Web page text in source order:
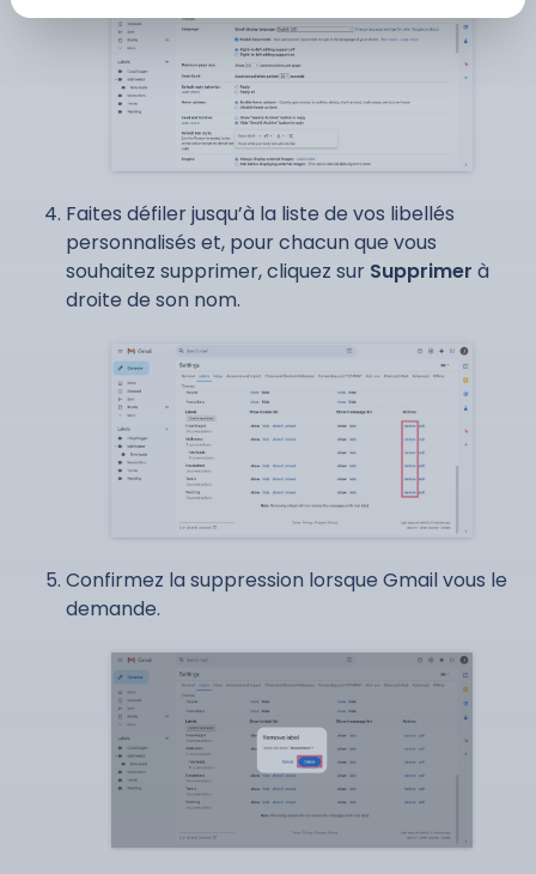
Faites défiler jusqu’à la liste de vos libellés
personnalisés et, pour chacun que vous
souhaitez supprimer, cliquez sur Supprimer à
droite de son nom.
Confirmez la suppression lorsque Gmail vous le
demande.